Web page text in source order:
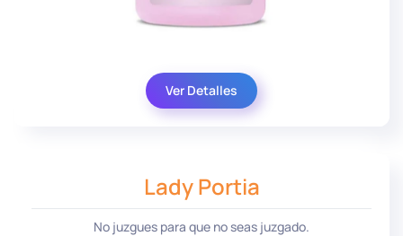
Ver Detalles
Lady Portia
No juzgues para que no seas juzgado.